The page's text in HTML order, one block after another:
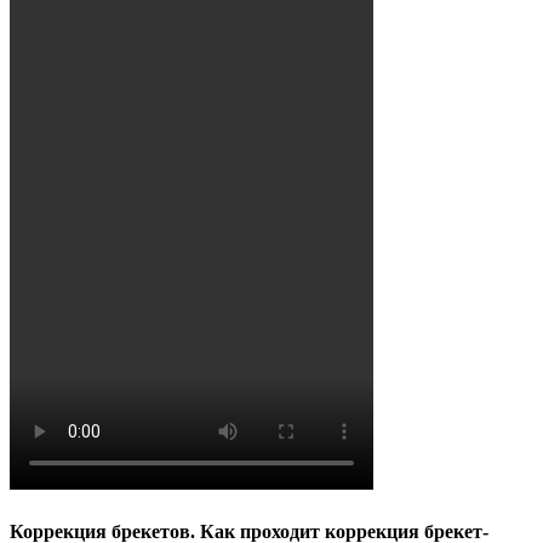
Коррекция брекетов. Как проходит коррекция брекет-